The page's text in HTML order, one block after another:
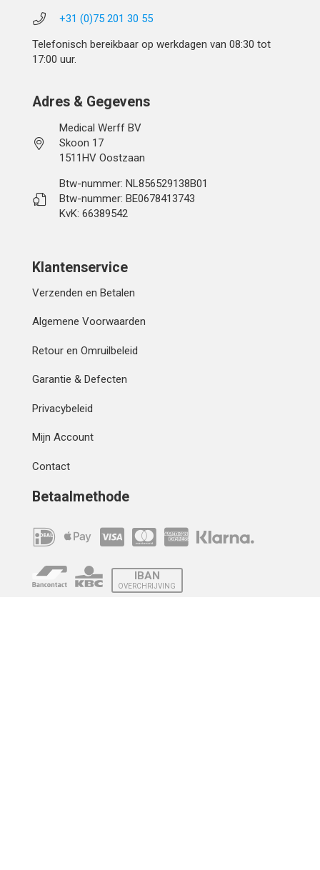
+31 (0)75 201 30 55
Telefonisch bereikbaar op werkdagen van 08:30 tot
17:00 uur.
Adres & Gegevens
Medical Werff BV
Skoon 17
1511HV Oostzaan
Btw-nummer: NL856529138B01
Btw-nummer: BE0678413743
KvK: 66389542
Klantenservice
Verzenden en Betalen
Algemene Voorwaarden
Retour en Omruilbeleid
Garantie & Defecten
Privacybeleid
Mijn Account
Contact
Betaalmethode
IBAN
OVERCHRIJVING